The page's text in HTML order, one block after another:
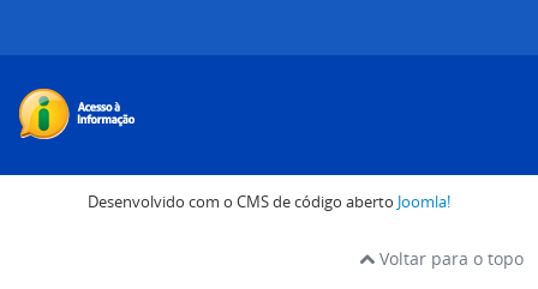
Desenvolvido com o CMS de código aberto Joomla!
Voltar para o topo